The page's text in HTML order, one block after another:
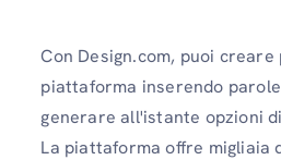
Con Design.com, puoi
piattaforma inserendo
generare all'istante opzioni
La piattaforma offre migliaia